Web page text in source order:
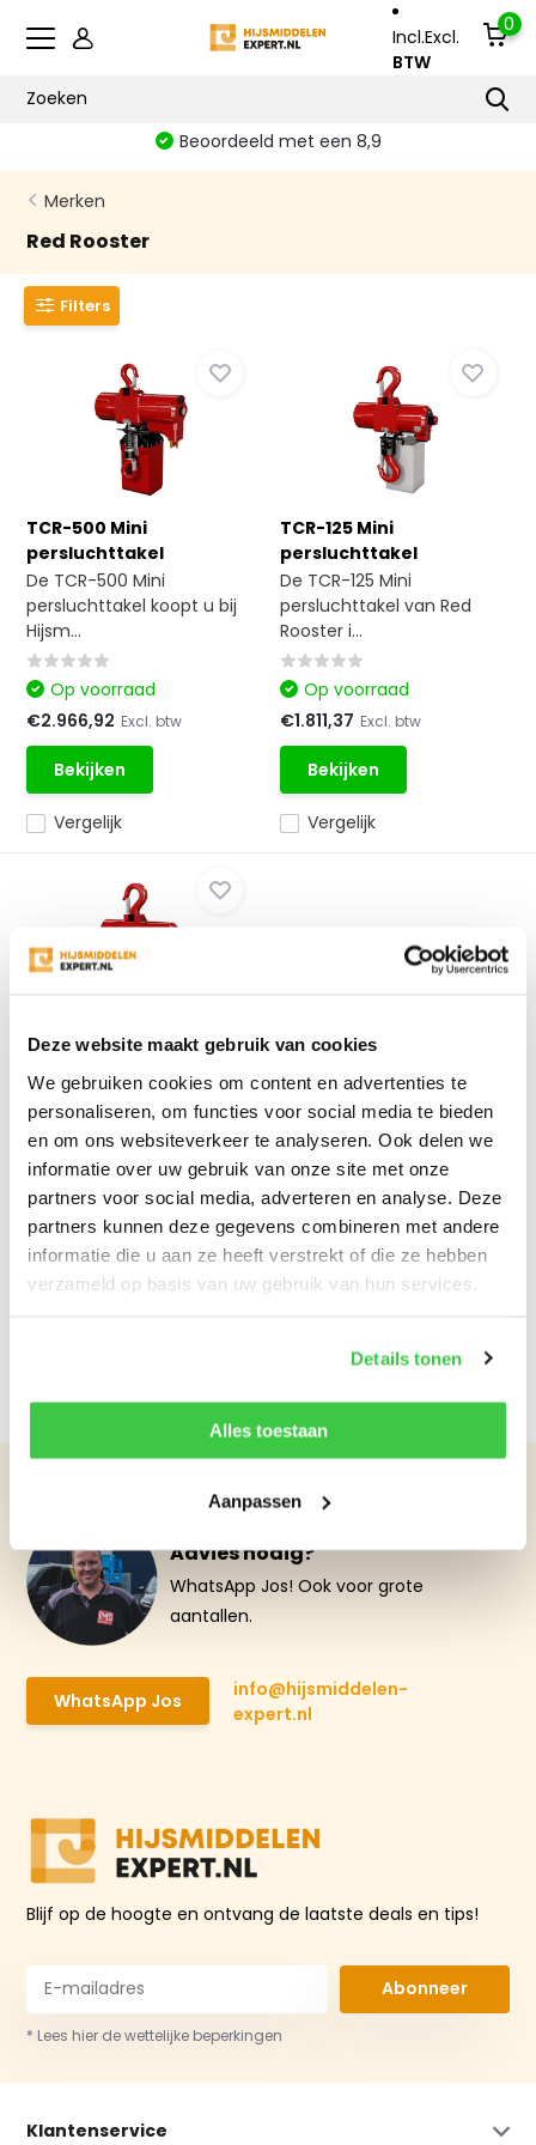
Deze website maakt gebruik van cookies
We gebruiken cookies om content en advertenties te
personaliseren, om functies voor social media te bieden
en om ons websiteverkeer te analyseren. Ook delen we
informatie over uw gebruik van onze site met onze
partners voor social media, adverteren en analyse. Deze
partners kunnen deze gegevens combineren met andere
informatie die u aan ze heeft verstrekt of die ze hebben
verzameld op basis van uw gebruik van hun services.
Details tonen
Alles toestaan
Aanpassen
Incl.Excl.
BTW
0
Beoordeeld met een 8,9
Merken
Red Rooster
Filters
TCR-500 Mini
persluchttakel
De TCR-500 Mini
persluchttakel koopt u bij
Hijsm...
Vergelijk
Op voorraad
€2.966,92 Excl. btw
Bekijken
TCR-125 Mini
persluchttakel
De TCR-125 Mini
persluchttakel van Red
Rooster i...
Vergelijk
Op voorraad
€1.811,37 Excl. btw
Bekijken
TCR-250 Mini
persluchttakel
De TCR-250 Mini
persluchttakel van Red
Rooster t...
Op voorraad
€2.342,56 Excl. btw
Bekijken
Advies nodig?
WhatsApp Jos! Ook voor grote
aantallen.
WhatsApp Jos
info@hijsmiddelen-
expert.nl
Blijf op de hoogte en ontvang de laatste deals en tips!
Abonneer
* Lees hier de wettelijke beperkingen
Klantenservice